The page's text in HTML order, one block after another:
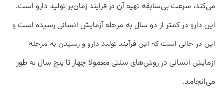
می‌کند، سرعت بی‌سابقه تهیه آن در فرایند زمان‌بر تولید دارو است.
این دارو در کمتر از دو سال به مرحله آزمایش انسانی رسیده است و
این در حالی است که این فرآیند تولید دارو و رسیدن به مرحله
آزمایش انسانی در روش‌های سنتی معمولا چهار تا پنج سال به طور
می‌انجامد.